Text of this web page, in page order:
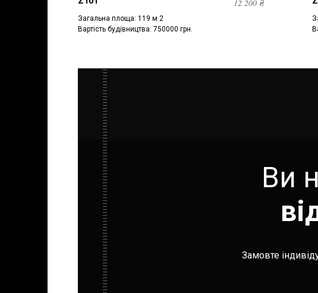
12 200 ₴
Загальна площа: 119 м 2
Вартість будівництва: 750000 грн.
Ви
Замовте